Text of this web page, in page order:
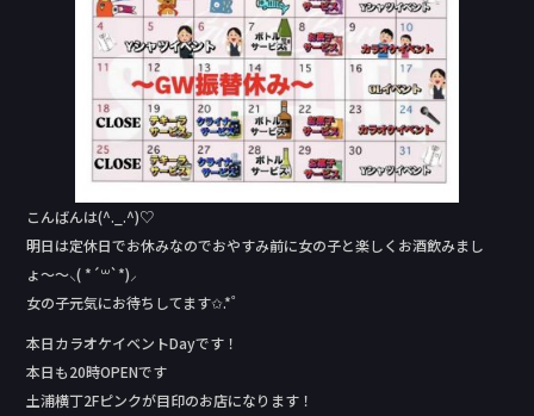
o
k
こんばんは(^._.^)♡
明日は定休日でお休みなのでおやすみ前に女の子と楽しくお酒飲みまし
ょ〜〜⸜( *´꒳`*)⸝
女の子元気にお待ちしてます✩.*˚
本日カラオケイベントDay‬です！
本日も20時OPENです
土浦横丁2Fピンクが目印のお店になります！